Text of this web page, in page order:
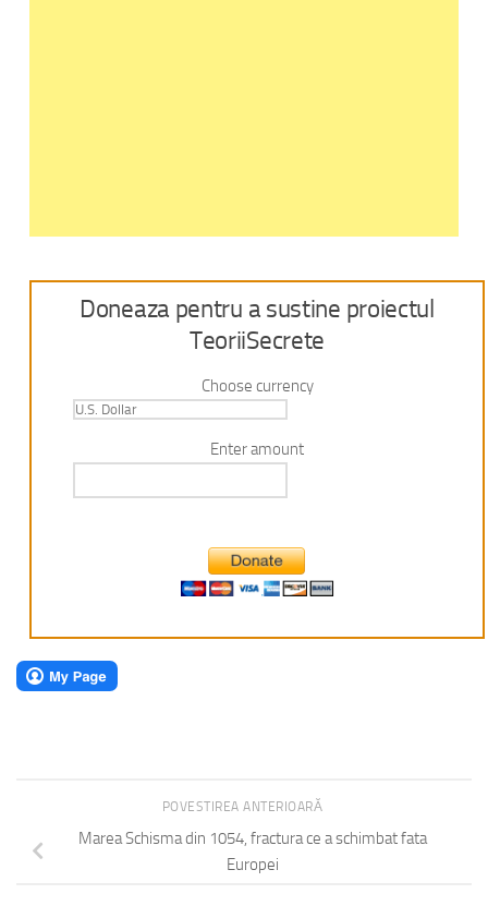
Doneaza pentru a sustine proiectul
TeoriiSecrete
Choose currency
Enter amount
POVESTIREA ANTERIOARĂ
Marea Schisma din 1054, fractura ce a schimbat fata
Europei